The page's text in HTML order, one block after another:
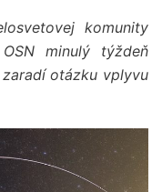
komunity
minulý týždeň
otázku vplyvu